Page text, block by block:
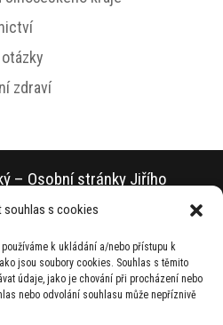
souhlas s cookies
k ukládání a/nebo přístupu k
jsou soubory cookies. Souhlas s těmito
údaje, jako je chování při procházení nebo
nebo odvolání souhlasu může nepříznivě
zdraví
– Osobní stránky Jiřího
ZEST BRAND.